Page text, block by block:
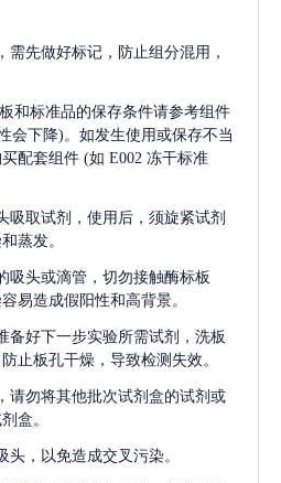
需先做好标记，防止组分混用，
和标准品的保存条件请参考组件
会下降)。如发生使用或保存不当
配套组件 (如 E002 冻干标准
吸取试剂，使用后，须旋紧试剂
蒸发。
吸头或滴管，切勿接触酶标板
易造成假阳性和高背景。
备好下一步实验所需试剂，洗板
止板孔干燥，导致检测失效。
请勿将其他批次试剂盒的试剂或
盒。
头，以免造成交叉污染。